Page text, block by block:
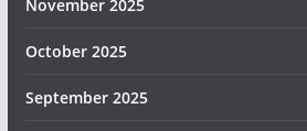
November 2025
October 2025
September 2025